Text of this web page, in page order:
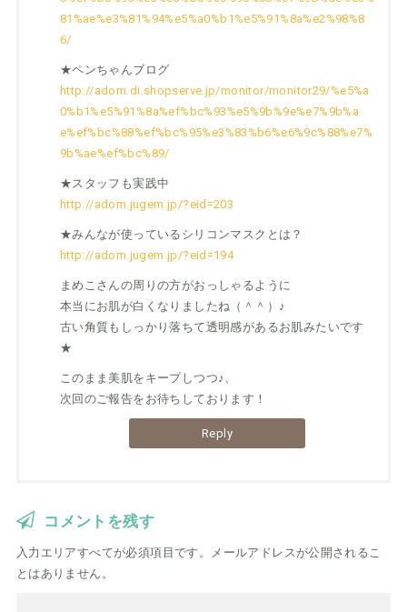
81%ae%e3%81%94%e5%a0%b1%e5%91%8a%e2%98%8
6/
★ペンちゃんブログ
http://adom.di.shopserve.jp/monitor/monitor29/%e5%a
0%b1%e5%91%8a%ef%bc%93%e5%9b%9e%e7%9b%a
e%ef%bc%88%ef%bc%95%e3%83%b6%e6%9c%88%e7%
9b%ae%ef%bc%89/
★スタッフも実践中
http://adom.jugem.jp/?eid=203
★みんなが使っているシリコンマスクとは？
http://adom.jugem.jp/?eid=194
まめこさんの周りの方がおっしゃるように
本当にお肌が白くなりましたね（＾＾）♪
古い角質もしっかり落ちて透明感があるお肌みたいです
★
このまま美肌をキープしつつ♪、
次回のご報告をお待ちしております！
Reply
コメントを残す
入力エリアすべてが必須項目です。メールアドレスが公開されるこ
とはありません。